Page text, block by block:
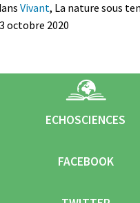
Vivant, La nature sous
octobre 2020
ECHOSCIENCES
FACEBOOK